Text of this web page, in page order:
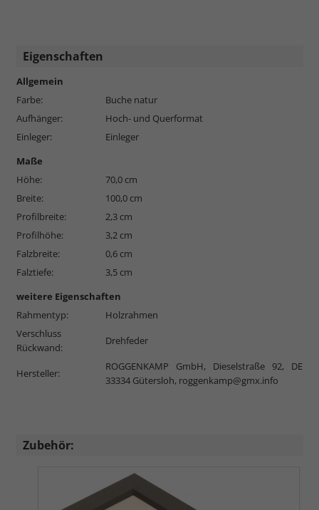
Eigenschaften
Allgemein
Farbe:
Buche natur
Aufhänger:
Hoch- und Querformat
Einleger:
Einleger
Maße
Höhe:
70,0 cm
Breite:
100,0 cm
Profilbreite:
2,3 cm
Profilhöhe:
3,2 cm
Falzbreite:
0,6 cm
Falztiefe:
3,5 cm
weitere Eigenschaften
Rahmentyp:
Holzrahmen
Verschluss
Rückwand:
Drehfeder
Hersteller:
ROGGENKAMP GmbH, Dieselstraße 92, DE
33334 Gütersloh, roggenkamp@gmx.info
Zubehör: